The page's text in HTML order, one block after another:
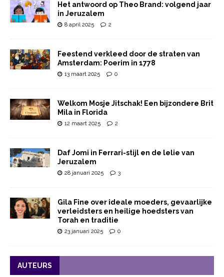
Het antwoord op Theo Brand: volgend jaar
in Jeruzalem
8 april 2025 2
Feestend verkleed door de straten van
Amsterdam: Poerim in 1778
13 maart 2025 0
Welkom Mosje Jitschak! Een bijzondere Brit
Mila in Florida
12 maart 2025 2
Daf Jomi in Ferrari-stijl en de lelie van
Jeruzalem
28 januari 2025 3
Gila Fine over ideale moeders, gevaarlijke
verleidsters en heilige hoedsters van
Torah en traditie
23 januari 2025 0
AUTEURS